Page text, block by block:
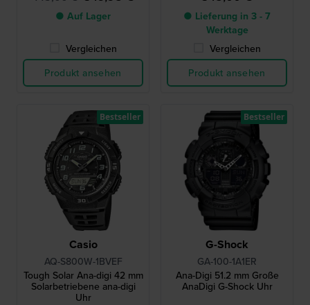
● Auf Lager
Vergleichen
Produkt ansehen
● Lieferung in 3 - 7
Werktage
Vergleichen
Produkt ansehen
Casio
AQ-S800W-1BVEF
Tough Solar Ana-digi 42 mm
Solarbetriebene ana-digi
Uhr
Bestseller
G-Shock
GA-100-1A1ER
Ana-Digi 51.2 mm Große
AnaDigi G-Shock Uhr
Bestseller